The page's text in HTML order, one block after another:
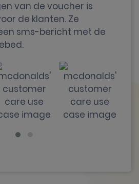
van de voucher is
de klanten. Ze
sms-bericht met de